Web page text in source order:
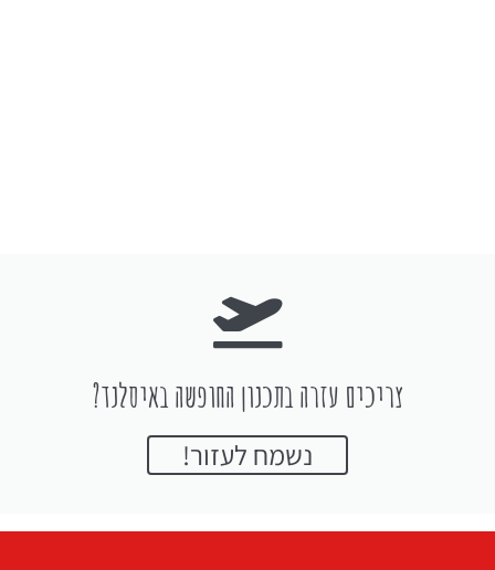
צריכים עזרה בתכנון החופשה באיסלנד?
נשמח לעזור!